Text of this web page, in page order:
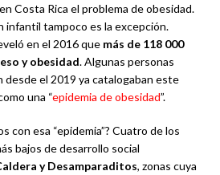
Costa Rica el problema de obesidad.
infantil tampoco es la excepción.
en el 2016 que más de 118 000
y obesidad. Algunas personas
el 2019 ya catalogaban este
una “epidemia de obesidad”.
con esa “epidemia”? Cuatro de los
bajos de desarrollo social
y Desamparaditos, zonas cuya